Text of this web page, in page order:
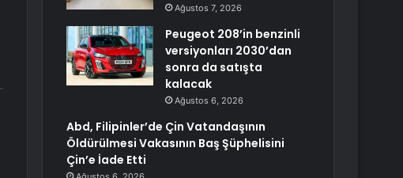
Ağustos 7, 2026
Peugeot 208’in benzinli
versiyonları 2030’dan
sonra da satışta
kalacak
Ağustos 6, 2026
Abd, Filipinler’de Çin Vatandaşının
Öldürülmesi Vakasının Baş Şüphelisini
Çin’e İade Etti